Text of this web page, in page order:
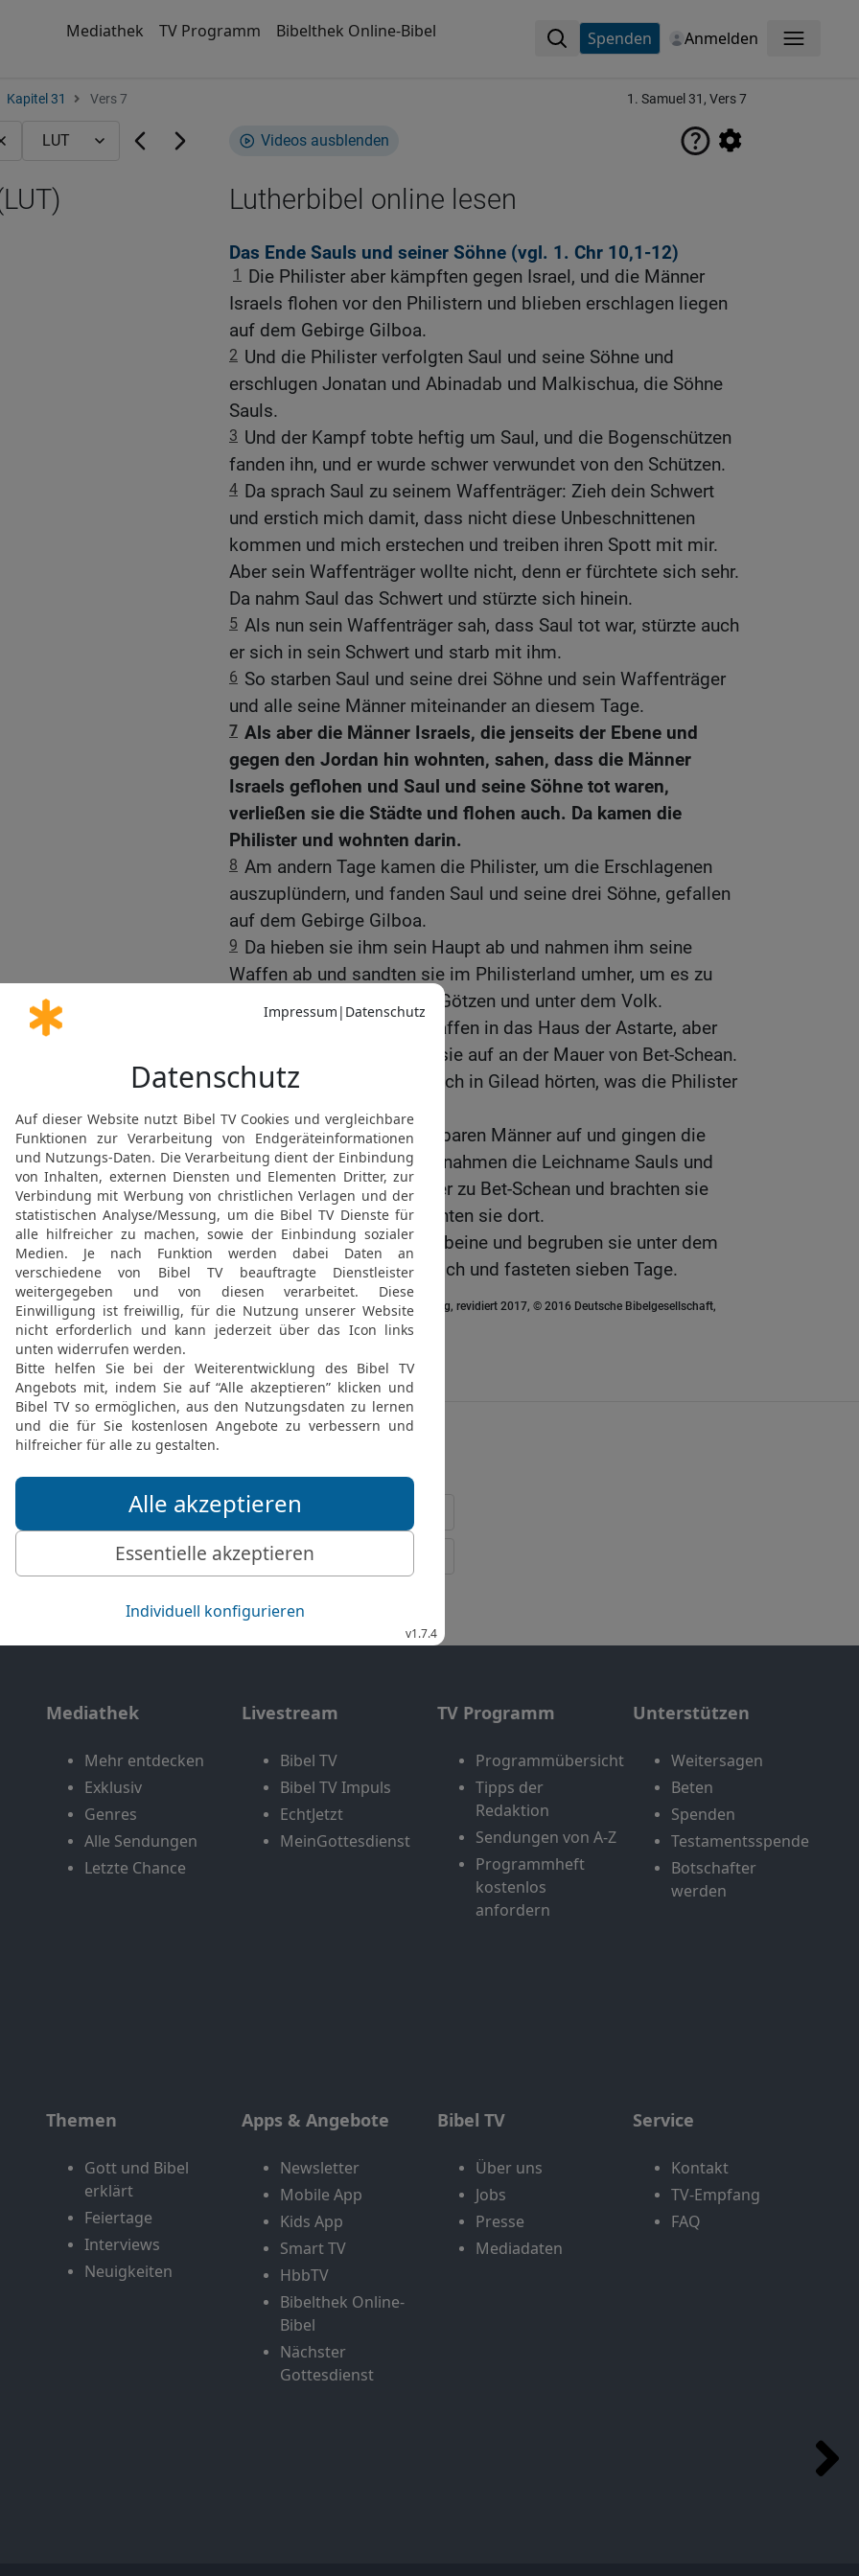
Mediathek TV Programm Bibelthek Online-Bibel Spenden Anmelden Menü
Kapitel 31 Vers 7 1. Samuel 31, Vers 7
Videos ausblenden
Lutherbibel online lesen
Das Ende Sauls und seiner Söhne (vgl. 1. Chr 10,1-12)
1
Die Philister aber kämpften gegen Israel, und die Männer
Israels flohen vor den Philistern und blieben erschlagen liegen
auf dem Gebirge Gilboa.
2 Und die Philister verfolgten Saul und seine Söhne und
erschlugen Jonatan und Abinadab und Malkischua, die Söhne
Sauls.
3 Und der Kampf tobte heftig um Saul, und die Bogenschützen
fanden ihn, und er wurde schwer verwundet von den Schützen.
4 Da sprach Saul zu seinem Waffenträger: Zieh dein Schwert
und erstich mich damit, dass nicht diese Unbeschnittenen
kommen und mich erstechen und treiben ihren Spott mit mir.
Aber sein Waffenträger wollte nicht, denn er fürchtete sich sehr.
Da nahm Saul das Schwert und stürzte sich hinein.
5 Als nun sein Waffenträger sah, dass Saul tot war, stürzte auch
er sich in sein Schwert und starb mit ihm.
6 So starben Saul und seine drei Söhne und sein Waffenträger
und alle seine Männer miteinander an diesem Tage.
7 Als aber die Männer Israels, die jenseits der Ebene und
gegen den Jordan hin wohnten, sahen, dass die Männer
Israels geflohen und Saul und seine Söhne tot waren,
verließen sie die Städte und flohen auch. Da kamen die
Philister und wohnten darin.
8 Am andern Tage kamen die Philister, um die Erschlagenen
auszuplündern, und fanden Saul und seine drei Söhne, gefallen
auf dem Gebirge Gilboa.
9 Da hieben sie ihm sein Haupt ab und nahmen ihm seine
Waffen ab und sandten sie im Philisterland umher, um es zu
verkünden im Hause ihrer Götzen und unter dem Volk.
Und sie legten seine Waffen in das Haus der Astarte, aber
seinen Leichnam hängten sie auf an der Mauer von Bet-Schean.
11 Als die Leute von Jabesch in Gilead hörten, was die Philister
Saul angetan hatten,
12
machten sich alle streitbaren Männer auf und gingen die
ganze Nacht hindurch und nahmen die Leichname Sauls und
seiner Söhne von der Mauer zu Bet-Schean und brachten sie
nach Jabesch und verbrannten sie dort.
13 Und sie nahmen ihre Gebeine und begruben sie unter dem
Tamariskenbaum zu Jabesch und fasteten sieben Tage.
Die Bibel nach Martin Luthers Übersetzung, revidiert 2017, © 2016 Deutsche Bibelgesellschaft,
Stuttgart
Möchtest du uns Feedback geben?
Bewertung der Bibelthek
FEEDBACK SENDEN
Mediathek
Mehr entdecken
Exklusiv
Genres
Alle Sendungen
Letzte Chance
Livestream
Bibel TV
Bibel TV Impuls
EchtJetzt
MeinGottesdienst
TV Programm
Programmübersicht
Tipps der
Redaktion
Sendungen von A-Z
Programmheft
kostenlos
anfordern
Unterstützen
Weitersagen
Beten
Spenden
Testamentsspende
Botschafter
werden
Themen
Gott und Bibel
erklärt
Feiertage
Interviews
Neuigkeiten
Apps & Angebote
Newsletter
Mobile App
Kids App
Smart TV
HbbTV
Bibelthek Online-
Bibel
Nächster
Gottesdienst
Bibel TV
Über uns
Jobs
Presse
Mediadaten
Service
Kontakt
TV-Empfang
FAQ